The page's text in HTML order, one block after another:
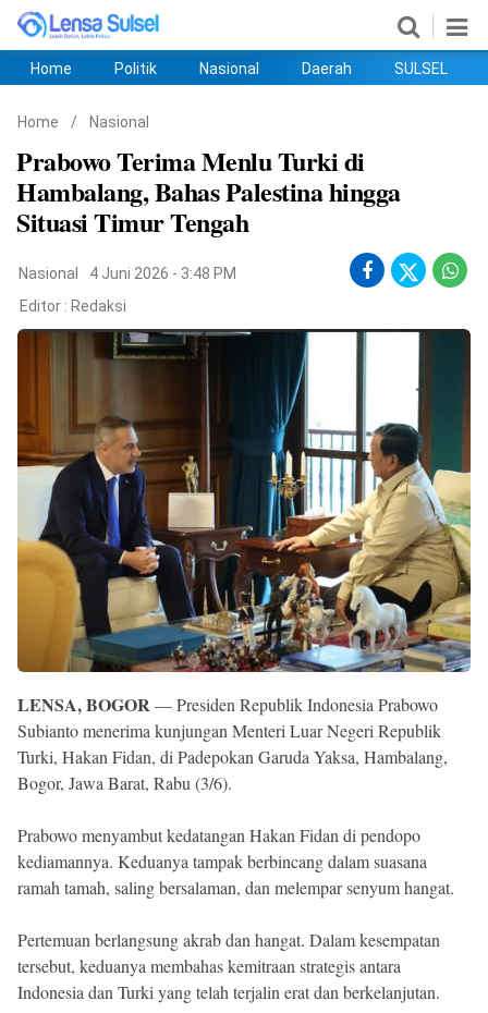
lensasulsel.com
All
Right
Reserved
Home Politik Nasional Daerah SULSEL
Home / Nasional
Prabowo Terima Menlu Turki di
Hambalang, Bahas Palestina hingga
Situasi Timur Tengah
Nasional
4 Juni 2026 - 3:48 PM
Editor : Redaksi
LENSA, BOGOR— Presiden Republik Indonesia Prabowo
Subianto menerima kunjungan Menteri Luar Negeri Republik
Turki, Hakan Fidan, di Padepokan Garuda Yaksa, Hambalang,
Bogor, Jawa Barat, Rabu (3/6).
Prabowo menyambut kedatangan Hakan Fidan di pendopo
kediamannya. Keduanya tampak berbincang dalam suasana
ramah tamah, saling bersalaman, dan melempar senyum hangat.
Pertemuan berlangsung akrab dan hangat. Dalam kesempatan
tersebut, keduanya membahas kemitraan strategis antara
Indonesia dan Turki yang telah terjalin erat dan berkelanjutan.